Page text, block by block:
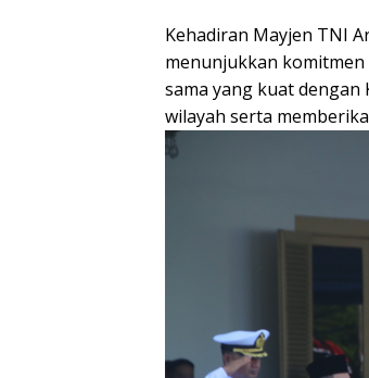
Kehadiran Mayjen TNI
menunjukkan
sama yang kuat dengan
wilayah serta